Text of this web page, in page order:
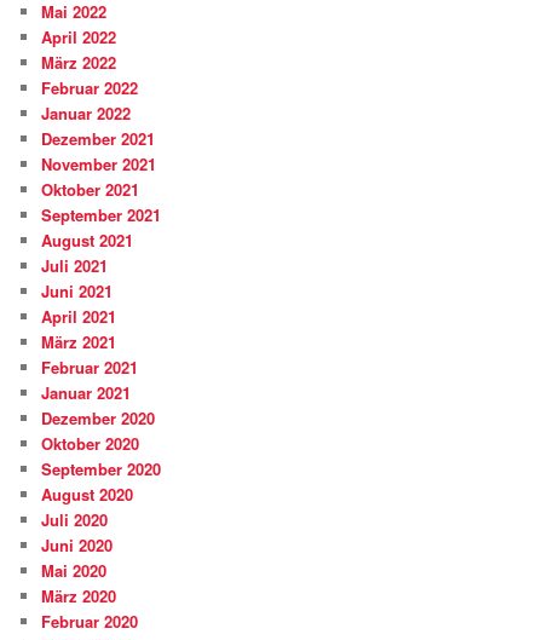
Mai 2022
April 2022
März 2022
Februar 2022
Januar 2022
Dezember 2021
November 2021
Oktober 2021
September 2021
August 2021
Juli 2021
Juni 2021
April 2021
März 2021
Februar 2021
Januar 2021
Dezember 2020
Oktober 2020
September 2020
August 2020
Juli 2020
Juni 2020
Mai 2020
März 2020
Februar 2020